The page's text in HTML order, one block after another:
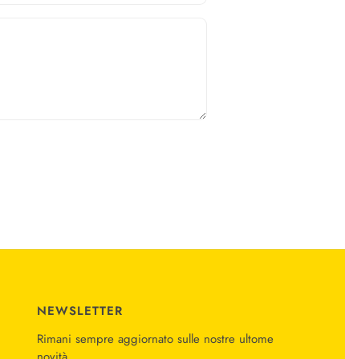
NEWSLETTER
Rimani sempre aggiornato sulle nostre ultome